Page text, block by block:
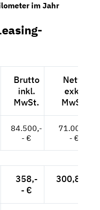
im Jahr
Brutto
inkl.
MwSt.
Netto
exkl.
MwSt.
84.500,-
- €
71.008,-
- €
358,-
- €
300,84 €